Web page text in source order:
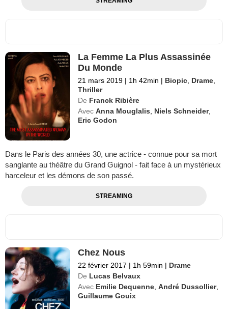
La Femme La Plus Assassinée
Du Monde
21 mars 2019 | 1h 42min | Biopic Drame
Thriller
De Franck Ribière
Avec Anna Mouglalis Niels Schneider,
Eric Godon
Dans le Paris des années 30, une actrice - connue pour sa mort
sanglante au théâtre du Grand Guignol - fait face à un mystérieux
harceleur et les démons de son passé.
STREAMING
Chez Nous
22 février 2017 | 1h 59min | Drame
De Lucas Belvaux
Avec Emilie Dequenne ,André Dussollier,
Guillaume Gouix